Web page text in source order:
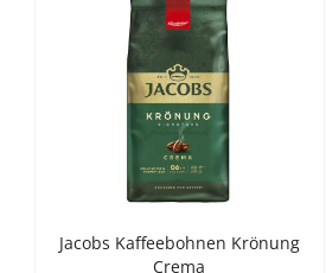
Jacobs Kaffeebohnen Krönung
Crema